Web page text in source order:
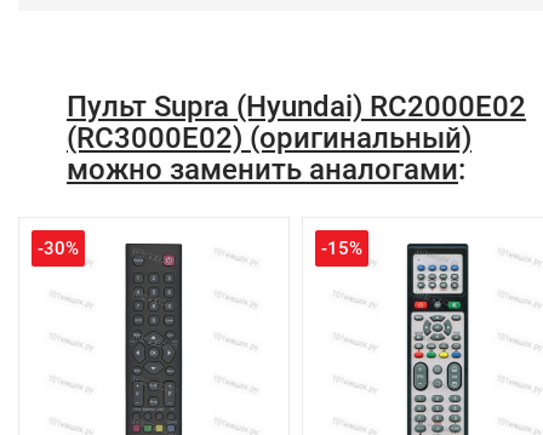
Пульт Supra (Hyundai) RC2000E02
(RC3000E02) (оригинальный)
можно заменить аналогами:
-30% -15%